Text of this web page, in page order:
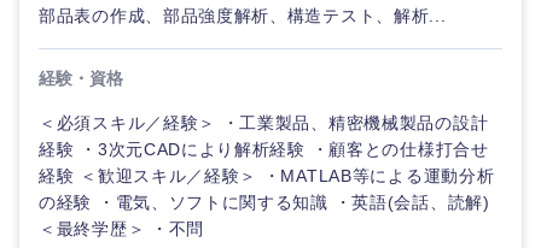
部品表の作成、部品強度解析、構造テスト、解析...
経験・資格
＜必須スキル／経験＞ ・工業製品、精密機械製品の設計
経験 ・3次元CADにより解析経験 ・顧客との仕様打合せ
経験 ＜歓迎スキル／経験＞ ・MATLAB等による運動分析
の経験 ・電気、ソフトに関する知識 ・英語(会話、読解)
＜最終学歴＞ ・不問